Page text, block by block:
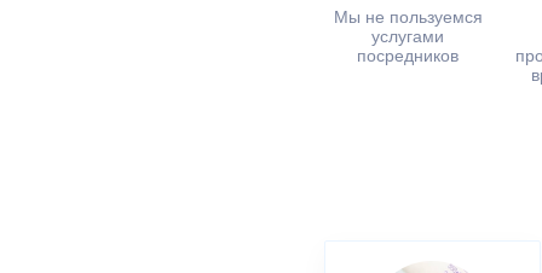
Мы не пользуемся
услугами
посредников